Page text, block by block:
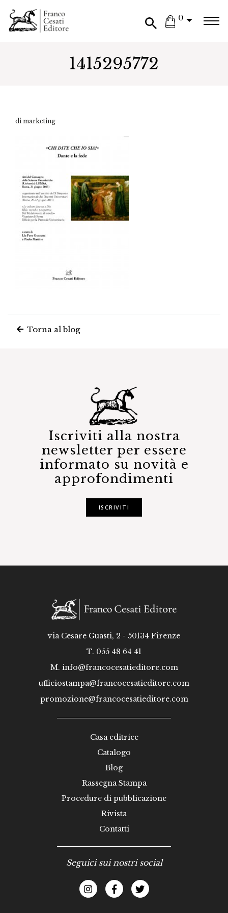
0
1415295772
di marketing
Torna al blog
Iscriviti alla nostra
newsletter per essere
informato su novità e
approfondimenti
ISCRIVITI
via Cesare Guasti, 2 - 50134 Firenze
T. 055 48 64 41
M. info@francocesatieditore.com
ufficiostampa@francocesatieditore.com
promozione@francocesatieditore.com
Casa editrice
Catalogo
Blog
Rassegna Stampa
Procedure di pubblicazione
Rivista
Contatti
Seguici sui nostri social